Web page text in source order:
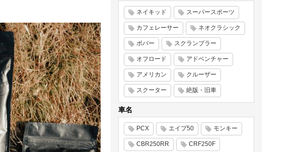
ネイキッド スーパースポーツ
カフェレーサー ネオクラシック
ボバー スクランブラー
オフロード アドベンチャー
アメリカン クルーザー
スクーター 絶版・旧車
車名
PCX エイプ50 モンキー
CBR250RR CRF250F